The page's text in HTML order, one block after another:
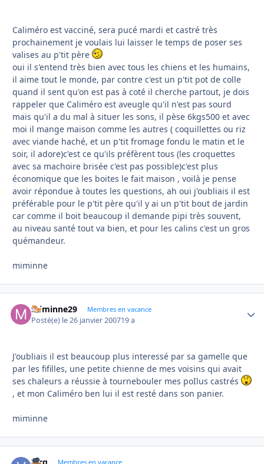
Caliméro est vacciné, sera pucé mardi et castré très
prochainement je voulais lui laisser le temps de poser ses
valises au p'tit père
oui il s'entend très bien avec tous les chiens et les humains,
il aime tout le monde, par contre c'est un p'tit pot de colle
quand il sent qu'on est pas à coté il cherche partout, je dois
rappeler que Caliméro est aveugle qu'il n'est pas sourd
mais qu'il a du mal à situer les sons, il pèse 6kgs500 et avec
moi il mange maison comme les autres ( coquillettes ou riz
avec viande haché, et un p'tit fromage fondu le matin et le
soir, il adore)c'est ce qu'ils préfèrent tous (les croquettes
avec sa machoire brisée c'est pas possible)c'est plus
économique que les boites le fait maison , voilà je pense
avoir répondue à toutes les questions, ah oui j'oubliais il est
préférable pour le p'tit père qu'il y ai un p'tit bout de jardin
car comme il boit beaucoup il demande pipi très souvent,
au niveau santé tout va bien, et pour les calins c'est un gros
quémandeur.
miminne
miminne29 Membres en vacance
Posté(e) le 26 janvier 200719 a
J'oubliais il est beaucoup plus interessé par sa gamelle que
par les fifilles, une petite chienne de mes voisins qui avait
ses chaleurs a réussie à tournebouler mes poIlus castrés
, et mon Caliméro ben lui il est resté dans son panier.
miminne
Membres en vacance